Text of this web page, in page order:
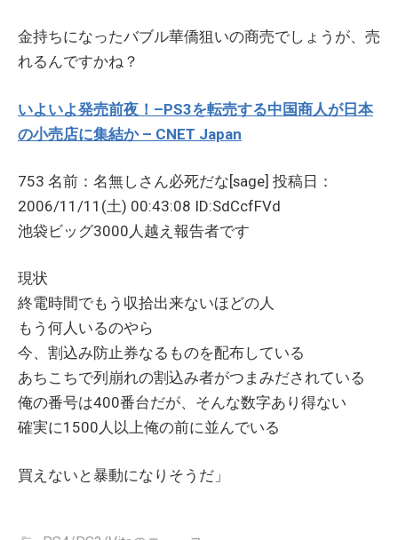
金持ちになったバブル華僑狙いの商売でしょうが、売
れるんですかね？
いよいよ発売前夜！–PS3を転売する中国商人が日本
の小売店に集結か – CNET Japan
753 名前：名無しさん必死だな[sage] 投稿日：
2006/11/11(土) 00:43:08 ID:SdCcfFVd
池袋ビッグ3000人越え報告者です
現状
終電時間でもう収拾出来ないほどの人
もう何人いるのやら
今、割込み防止券なるものを配布している
あちこちで列崩れの割込み者がつまみだされている
俺の番号は400番台だが、そんな数字あり得ない
確実に1500人以上俺の前に並んでいる
買えないと暴動になりそうだ」